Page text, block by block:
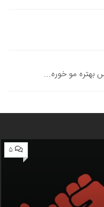
بهتره مو خوره...
۵